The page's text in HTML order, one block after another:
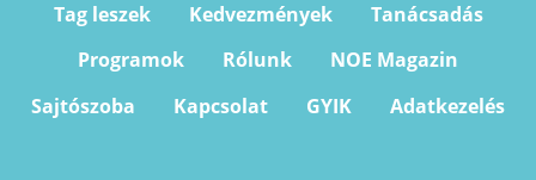
Tag leszek Kedvezmények
Tanácsadás
Programok
Rólunk
NOE Magazin
Sajtószoba
Kapcsolat GYIK Adatkezelés